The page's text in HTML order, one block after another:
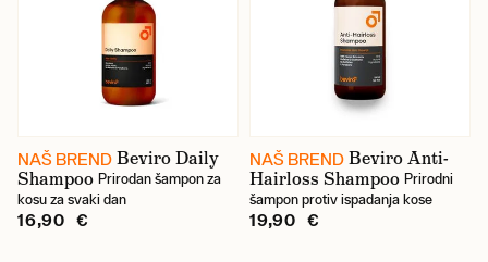
NAŠ BREND Beviro Daily
Shampoo Prirodan šampon za
kosu za svaki dan
16,90 €
NAŠ BREND Beviro Anti-
Hairloss Shampoo Prirodni
šampon protiv ispadanja kose
19,90 €